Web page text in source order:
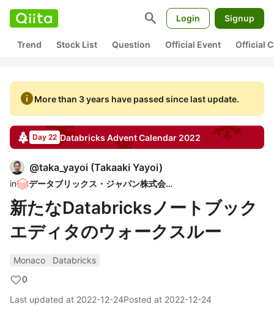
search Login Signup
Trend Stock List Question Official Event Official
infoMore than 3 years have passed since last update.
Day 22 Databricks Advent Calendar 2022
@taka_yayoi (Takaaki Yayoi)
in データブリックス・ジャパン株式会社
新たなDatabricksノートブック
エディタのウォークスルー
Monaco
Databricks
0
Last updated at 2022-12-24Posted at 2022-12-24